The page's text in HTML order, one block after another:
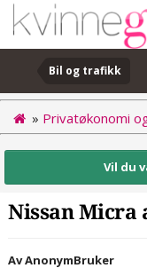
Bil og trafikk
» Privatøkonomi
Vil du
Nissan Micra
Av AnonymBruker